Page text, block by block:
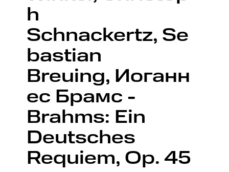
h
Schnackertz, Se
bastian
Breuing, Иоганн
ес Брамс -
Brahms: Ein
Deutsches
Requiem, Op. 45